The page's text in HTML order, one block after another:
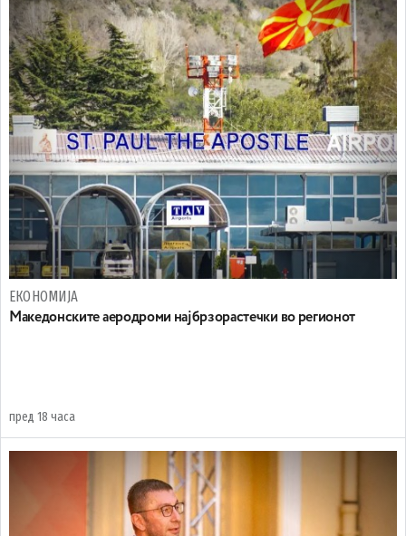
ЕКОНОМИЈА
Maкедонските аеродроми најбрзорастечки во регионот
пред 18 часа